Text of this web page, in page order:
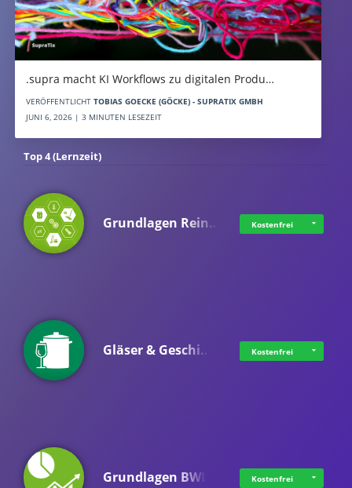
.supra macht KI Workflows zu digitalen Produ…
VERÖFFENTLICHT TOBIAS GOECKE (GÖCKE) - SUPRATIX GMBH
JUNI 6, 2026 | 3 MINUTEN LESEZEIT
Top 4 (Lernzeit)
Grundlagen Rein… Kostenfrei
Gläser & Geschi… Kostenfrei
Grundlagen BWL Kostenfrei